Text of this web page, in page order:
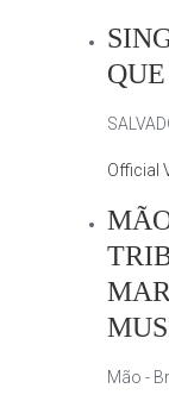
Official
Mão -